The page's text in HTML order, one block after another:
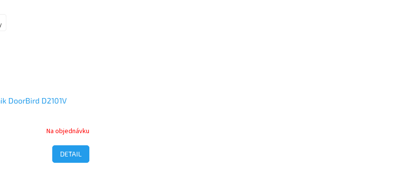
DoorBird D2101V
Na objednávku
DETAIL